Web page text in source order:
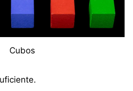
Cubos